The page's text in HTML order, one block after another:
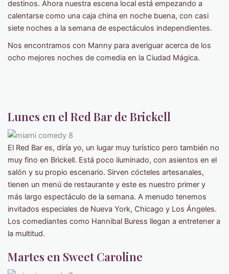
destinos. Ahora nuestra escena local está empezando a
calentarse como una caja china en noche buena, con casi
siete noches a la semana de espectáculos independientes.
Nos encontramos con Manny para averiguar acerca de los
ocho mejores noches de comedia en la Ciudad Mágica.
Lunes en el Red Bar de Brickell
El Red Bar es, diría yo, un lugar muy turístico pero también no
muy fino en Brickell. Está poco iluminado, con asientos en el
salón y su propio escenario. Sirven cócteles artesanales,
tienen un menú de restaurante y este es nuestro primer y
más largo espectáculo de la semana. A menudo tenemos
invitados especiales de Nueva York, Chicago y Los Ángeles.
Los comediantes como Hannibal Buress llegan a entretener a
la multitud.
Martes en Sweet Caroline